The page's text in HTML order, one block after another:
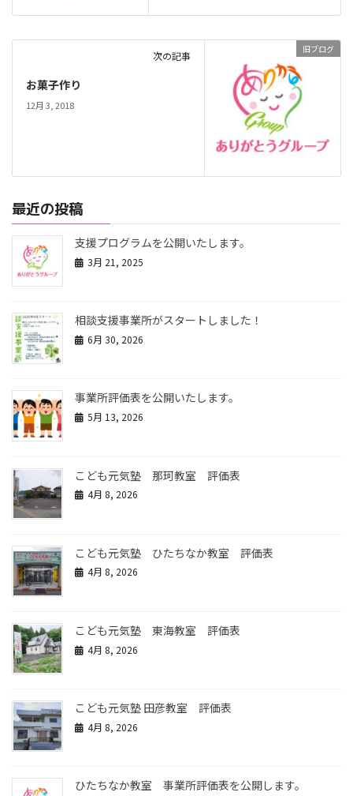
旧ブログ
次の記事
お菓子作り
12月 3, 2018
最近の投稿
支援プログラムを公開いたします。
3月 21, 2025
相談支援事業所がスタートしました！
6月 30, 2026
事業所評価表を公開いたします。
5月 13, 2026
こども元気塾 那珂教室 評価表
4月 8, 2026
こども元気塾 ひたちなか教室 評価表
4月 8, 2026
こども元気塾 東海教室 評価表
4月 8, 2026
こども元気塾 田彦教室 評価表
4月 8, 2026
ひたちなか教室 事業所評価表を公開します。